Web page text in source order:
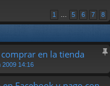
1 5 6 7 8
en la tienda
2009 14:16